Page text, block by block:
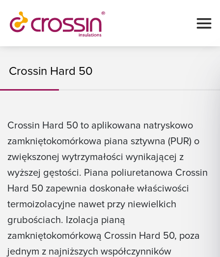
Crossin Hard 50
Crossin Hard 50 to aplikowana natryskowo
zamkniętokomórkowa piana sztywna (PUR) o
zwiększonej wytrzymałości wynikającej z
wyższej gęstości. Piana poliuretanowa Crossin
Hard 50 zapewnia doskonałe właściwości
termoizolacyjne nawet przy niewielkich
grubościach. Izolacja pianą
zamkniętokomórkową Crossin Hard 50, poza
jednym z najniższych współczynników